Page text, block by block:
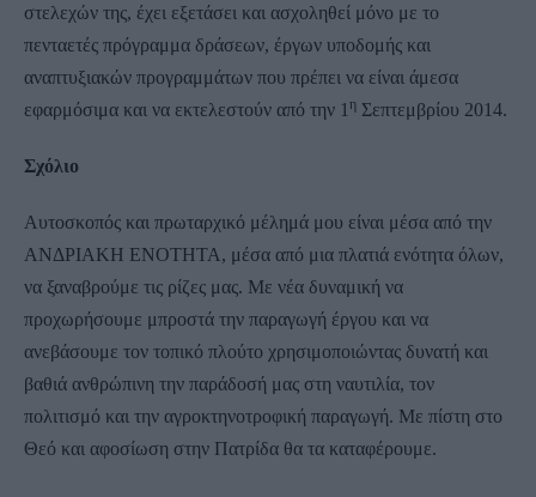
στελεχών της, έχει εξετάσει και ασχοληθεί μόνο με το
πενταετές πρόγραμμα δράσεων, έργων υποδομής και
αναπτυξιακών προγραμμάτων που πρέπει να είναι άμεσα
εφαρμόσιμα και να εκτελεστούν από την 1 η Σεπτεμβρίου 2014.
Σχόλιο
Αυτοσκοπός και πρωταρχικό μέλημά μου είναι μέσα από την
ΑΝΔΡΙΑΚΗ ΕΝΟΤΗΤΑ, μέσα από μια πλατιά ενότητα όλων,
να ξαναβρούμε τις ρίζες μας. Με νέα δυναμική να
προχωρήσουμε μπροστά την παραγωγή έργου και να
ανεβάσουμε τον τοπικό πλούτο χρησιμοποιώντας δυνατή και
βαθιά ανθρώπινη την παράδοσή μας στη ναυτιλία, τον
πολιτισμό και την αγροκτηνοτροφική παραγωγή. Με πίστη στο
Θεό και αφοσίωση στην Πατρίδα θα τα καταφέρουμε.